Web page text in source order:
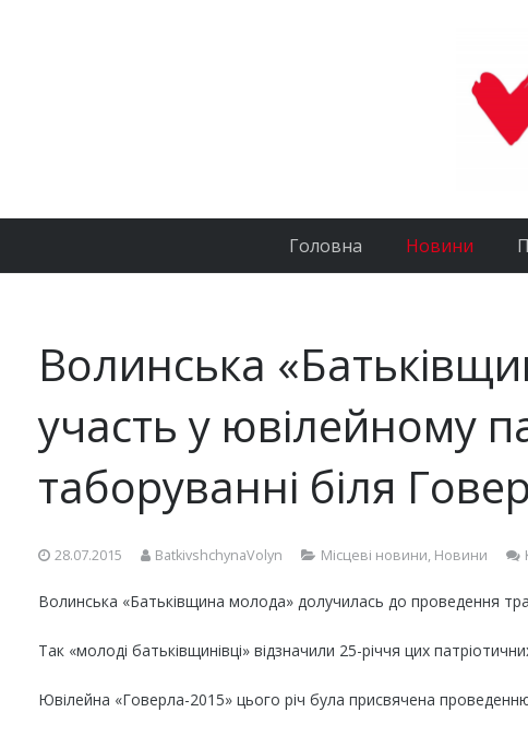
Головна Новини
Волинська
участь у ювілейному
таборуванні біля
28.07.2015 BatkivshchynaVolyn Місцеві новини, Новини
Волинська «Батьківщина молода» долучилась до проведення
Так «молоді батьківщинівці» відзначили 25-річчя цих
Ювілейна «Говерла-2015» цього річ була присвячена